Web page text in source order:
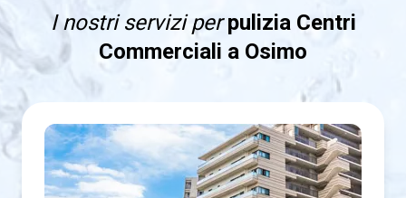
I nostri servizi perpulizia Centri
Commerciali a Osimo